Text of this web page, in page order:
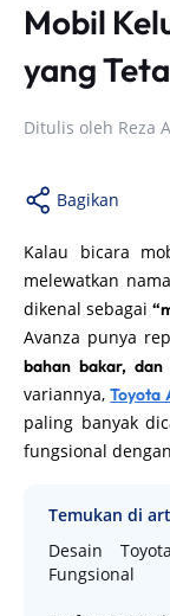
Mobil
yang
Ditulis oleh Reza
Bagikan
Kalau bicara
melewatkan
dikenal sebagai
Avanza punya
bahan bakar,
variannya,Toyota
paling banyak
fungsional
Temukan di
Desain
Fungsional